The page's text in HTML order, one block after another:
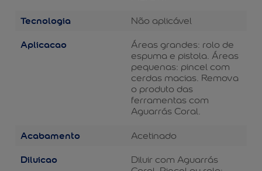
Tecnologia Não aplicável
Aplicacao
Áreas grandes: rolo de
espuma e pistola. Áreas
pequenas: pincel com
cerdas macias. Remova
o produto das
ferramentas com
Aguarrás Coral.
Acabamento Acetinado
Diluicao
Diluir com Aguarrás